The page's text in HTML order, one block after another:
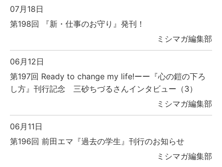
07月18日
第198回 『新・仕事のお守り』発刊！
ミシマガ編集部
06月12日
第197回 Ready to change my life!ーー『心の鎧の下ろ
し方』刊行記念 三砂ちづるさんインタビュー（3）
ミシマガ編集部
06月11日
第196回 前田エマ『過去の学生』刊行のお知らせ
ミシマガ編集部